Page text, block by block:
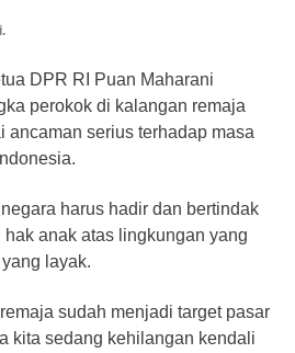
DPR RI Puan Maharani
perokok di kalangan remaja
ancaman serius terhadap masa
harus hadir dan bertindak
anak atas lingkungan yang
layak.
sudah menjadi target pasar
kita sedang kehilangan kendali